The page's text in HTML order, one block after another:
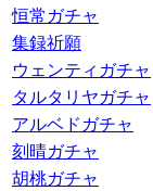
恒常ガチャ
集録祈願
ウェンティガチャ
タルタリヤガチャ
アルベドガチャ
刻晴ガチャ
胡桃ガチャ